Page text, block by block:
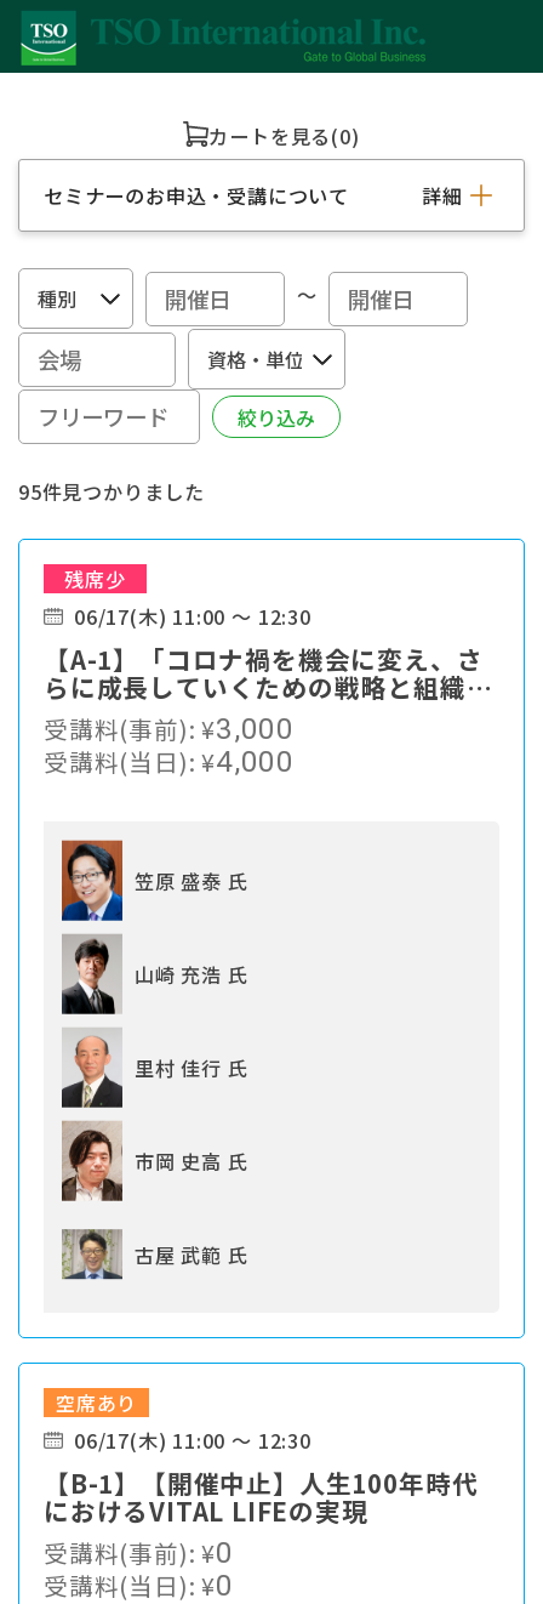
カートを見る(0)
セミナーのお申込・受講について 詳細
～
95件見つかりました
残席少
06/17(木) 11:00 ～ 12:30
【A-1】「コロナ禍を機会に変え、さ
らに成長していくための戦略と組織づ
くり」
受講料(事前):¥3,000
受講料(当日):¥4,000
笠原 盛泰 氏
山崎 充浩 氏
里村 佳行 氏
市岡 史高 氏
古屋 武範 氏
空席あり
06/17(木) 11:00 ～ 12:30
【B-1】【開催中止】人生100年時代
におけるVITAL LIFEの実現
受講料(事前):¥0
受講料(当日):¥0